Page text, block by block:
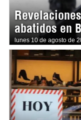
abatidos en
lunes 10 de agosto de